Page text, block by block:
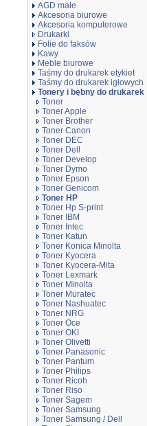
AGD małe
Akcesoria biurowe
Akcesoria komputerowe
Drukarki
Folie do faksów
Kawy
Meble biurowe
Taśmy do drukarek etykiet
Taśmy do drukarek igłowych
Tonery i bębny do drukarek
Toner
Toner Apple
Toner Brother
Toner Canon
Toner DEC
Toner Dell
Toner Develop
Toner Dymo
Toner Epson
Toner Genicom
Toner HP
Toner Hp S-print
Toner IBM
Toner Intec
Toner Katun
Toner Konica Minolta
Toner Kyocera
Toner Kyocera-Mita
Toner Lexmark
Toner Minolta
Toner Muratec
Toner Nashuatec
Toner NRG
Toner Oce
Toner OKI
Toner Olivetti
Toner Panasonic
Toner Pantum
Toner Philips
Toner Ricoh
Toner Riso
Toner Sagem
Toner Samsung
Toner Samsung / Dell